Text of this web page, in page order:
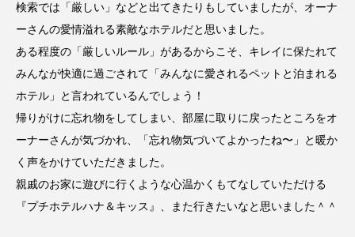
検索では「厳しい」などと出てきたりもしていましたが、オーナ
ーさんの愛情溢れる素敵なホテルだと思いました。
ある程度の「厳しいルール」があるからこそ、キレイに保たれて
みんなが快適に過ごされて「みんなに愛されるペットと泊まれる
ホテル」と言われているんでしょう！
帰りがけに忘れ物をしてしまい、部屋に取りに戻ったところをオ
ーナーさんが気づかれ、「忘れ物気づいてよかったね〜」と暖か
く声をかけていただきました。
親戚のお家に遊びに行くような心温かくもてなしていただける
『プチホテルハナ＆キッス』、また行きたいなと思いました＾＾